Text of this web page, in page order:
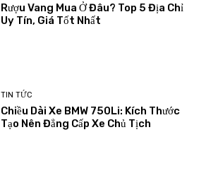
Rượu Vang Mua Ở Đâu? Top 5 Địa Chỉ
Uy Tín, Giá Tốt Nhất
TIN TỨC
Chiều Dài Xe BMW 750Li: Kích Thước
Tạo Nên Đẳng Cấp Xe Chủ Tịch